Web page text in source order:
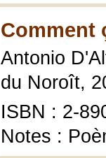
Comment
Antonio
du Noroît,
ISBN : 2-
Notes :